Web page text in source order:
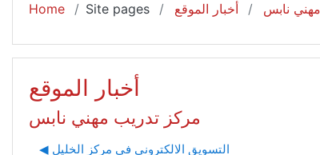
Home Site pages أخبار الموقع نابس
أخبار الموقع
مركز تدريب مهني نابس
◀︎ التسويق الالكتروني في مركز الخليل